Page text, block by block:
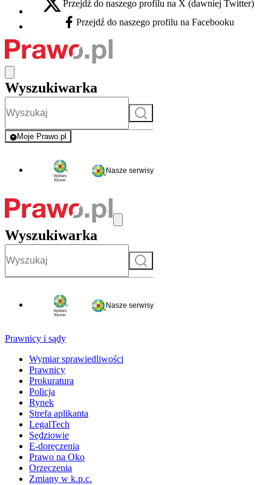
X - otwiera się w nowej karcie
Przejdź do naszego profilu na X (dawniej Twitter)
Facebook - otwiera się w nowej karcie
Przejdź do naszego profilu na Facebooku
Wyszukiwarka
Szukaj
Moje Prawo.pl
- rejestracja i logowanie do serwisu
Nasze serwisy
Wyszukiwarka
Szukaj
Nasze serwisy
Prawnicy i sądy
Wymiar sprawiedliwości
Prawnicy
Prokuratura
Policja
Rynek
Strefa aplikanta
LegalTech
Sędziowie
E-doręczenia
Prawo na Oko
Orzeczenia
Zmiany w k.p.c.